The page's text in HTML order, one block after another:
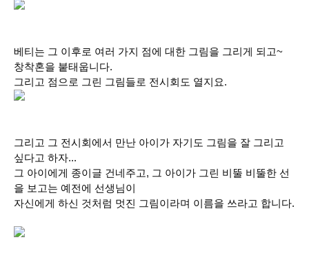
베티는 그 이후로 여러 가지 점에 대한 그림을 그리게 되고~
창착혼을 붙태웁니다.
그리고 점으로 그린 그림들로 전시회도 열지요.
그리고 그 전시회에서 만난 아이가 자기도 그림을 잘 그리고
싶다고 하자...
그 아이에게 종이글 건네주고, 그 아이가 그린 비뚤 비뚤한 선
을 보고는 예전에 선생님이
자신에게 하신 것처럼 멋진 그림이라며 이름을 쓰라고 합니다.